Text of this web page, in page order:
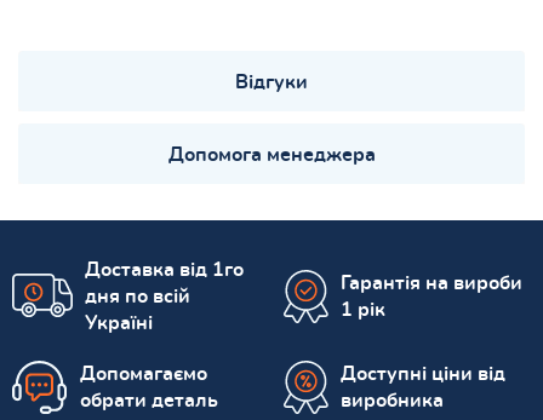
Відгуки
Допомога менеджера
Доставка від 1го
дня по всій
Україні
Гарантія на вироби
1 рік
Допомагаємо
обрати деталь
Доступні ціни від
виробника